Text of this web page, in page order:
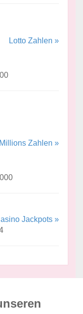
Lotto Zahlen »
Zahlen »
Jackpots »